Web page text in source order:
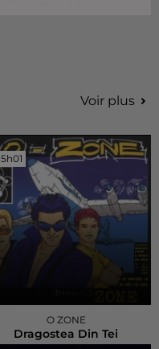
Voir plus
5h01
5h01
O ZONE
Dragostea Din Tei